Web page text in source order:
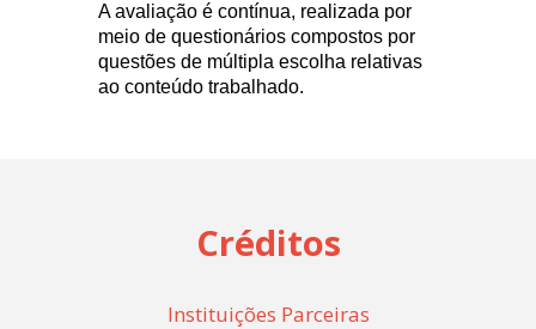
A avaliação é contínua, realizada por
meio de questionários compostos por
questões de múltipla escolha relativas
ao conteúdo trabalhado.
Créditos
Instituições Parceiras